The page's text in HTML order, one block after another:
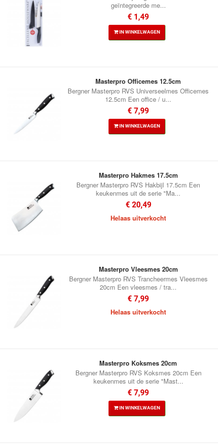
geïntegreerde me...
€ 1,49
IN WINKELWAGEN
Masterpro Officemes 12.5cm
Bergner Masterpro RVS Universeelmes Officemes
12.5cm Een office / u...
€ 7,99
IN WINKELWAGEN
Masterpro Hakmes 17.5cm
Bergner Masterpro RVS Hakbijl 17.5cm Een
keukenmes uit de serie "Ma...
€ 20,49
Helaas uitverkocht
Masterpro Vleesmes 20cm
Bergner Masterpro RVS Trancheermes Vleesmes
20cm Een vleesmes / tra...
€ 7,99
Helaas uitverkocht
Masterpro Koksmes 20cm
Bergner Masterpro RVS Koksmes 20cm Een
keukenmes uit de serie "Mast...
€ 7,99
IN WINKELWAGEN